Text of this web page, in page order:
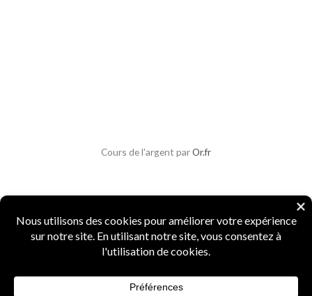
Cours de l'argent parOr.fr
Copyright © 2026 Parlons Monnaies
Mentions légales|CGV|CGU|Confidentialité|Sécurité
Numismate professionnel · 4 ans d'expertise · Marque INPIFR5156987 ·
Spécialiste monnaies anciennes et métaux